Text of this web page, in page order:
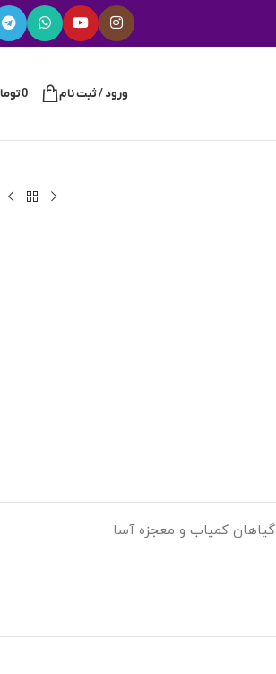
ورود / ثبت نام 0
گیاهان کمیاب و معجزه آسا